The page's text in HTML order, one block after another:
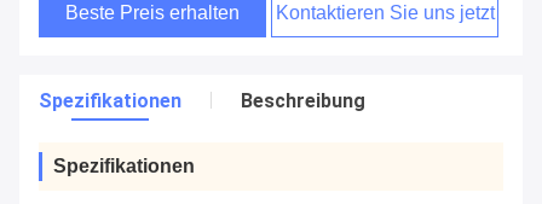
Beste Preis erhalten Kontaktieren Sie uns jetzt
Spezifikationen Beschreibung
Spezifikationen